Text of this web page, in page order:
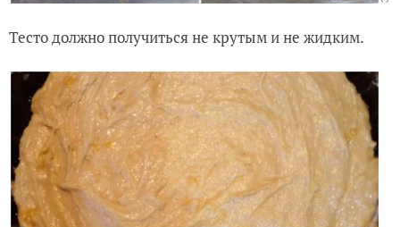
Тесто должно получиться не крутым и не жидким.